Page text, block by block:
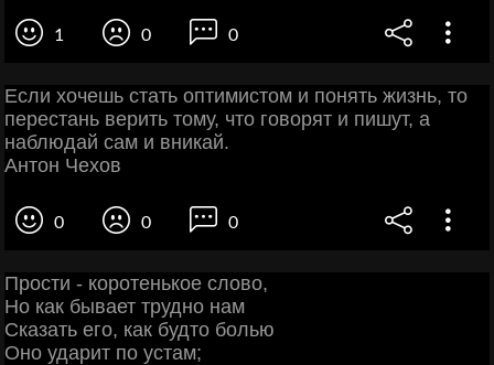
1 0 0
Если хочешь стать оптимистом и понять жизнь, то
перестань верить тому, что говорят и пишут, а
наблюдай сам и вникай.
Антон Чехов
0 0 0
Прости - коротенькое слово,
Но как бывает трудно нам
Сказать его, как будто болью
Оно ударит по устам;